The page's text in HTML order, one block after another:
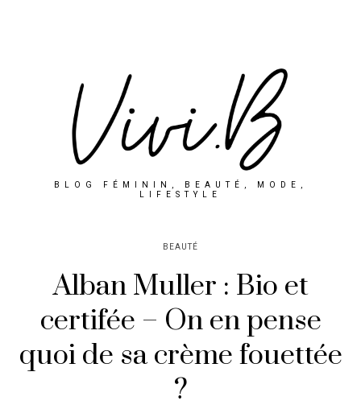
BLOG FÉMININ, BEAUTÉ, MODE,
LIFESTYLE
BEAUTÉ
Alban Muller : Bio et
certifée – On en pense
quoi de sa crème fouettée
?